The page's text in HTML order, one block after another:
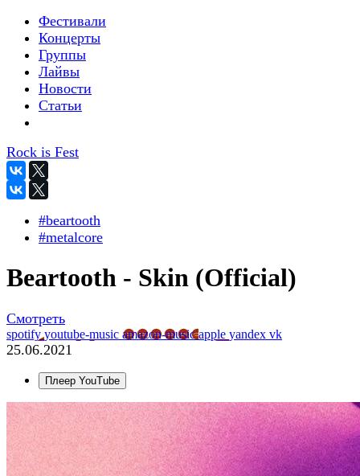
Фестивали
Концерты
Группы
Лайвы
Новости
Статьи
Rock is Fest
#beartooth
#metalcore
Beartooth - Skin (Official)
Смотреть
spotifyyoutube-music amazon-musicapple yandex vk
25.06.2021
Плеер YouTube